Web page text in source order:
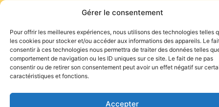
Gérer le consentement
Pour offrir les meilleures expériences, nous utilisons des technologies telles
les cookies pour stocker et/ou accéder aux informations des appareils. Le
consentir à ces technologies nous permettra de traiter des données telles
comportement de navigation ou les ID uniques sur ce site. Le fait de ne pas
consentir ou de retirer son consentement peut avoir un effet négatif sur
caractéristiques et fonctions.
Accepter